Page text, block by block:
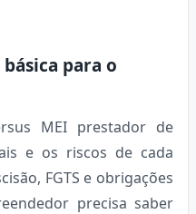
para o
MEI prestador de
e os riscos de cada
FGTS e obrigações
precisa saber